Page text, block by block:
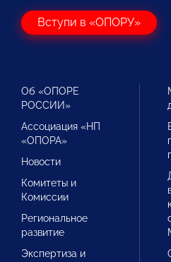
Вступи в «ОПОРУ»
Об «ОПОРЕ
РОССИИ»
Ассоциация «НП
«ОПОРА»
Новости
Комитеты и
Комиссии
Региональное
развитие
Экспертиза и